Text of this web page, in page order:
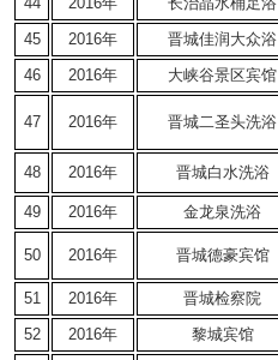
45
2016年 晋城佳润大众浴
46
2016年 大峡谷景区宾馆
47 2016年 晋城二圣头洗浴
48 2016年 晋城白水洗浴
49 2016年 金龙泉洗浴
50 2016年 晋城德豪宾馆
51 2016年 晋城检察院
52
2016年 黎城宾馆